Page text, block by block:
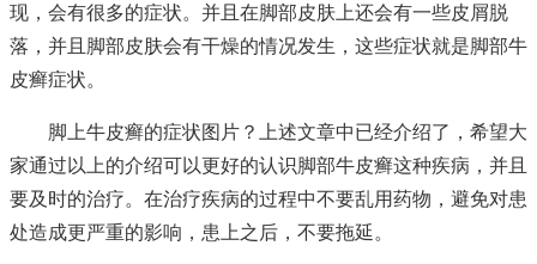
现，会有很多的症状。并且在脚部皮肤上还会有一些皮屑脱
落，并且脚部皮肤会有干燥的情况发生，这些症状就是脚部牛
皮癣症状。
脚上牛皮癣的症状图片？上述文章中已经介绍了，希望大
家通过以上的介绍可以更好的认识脚部牛皮癣这种疾病，并且
要及时的治疗。在治疗疾病的过程中不要乱用药物，避免对患
处造成更严重的影响，患上之后，不要拖延。